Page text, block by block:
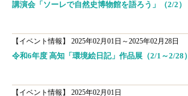
講演会「ソーレで自然史博物館を語ろう」（2/2）
【イベント情報】
2025年02月01日～2025年02月28日
令和6年度 高知「環境絵日記」作品展（2/1～2/28）
【イベント情報】
2025年02月01日